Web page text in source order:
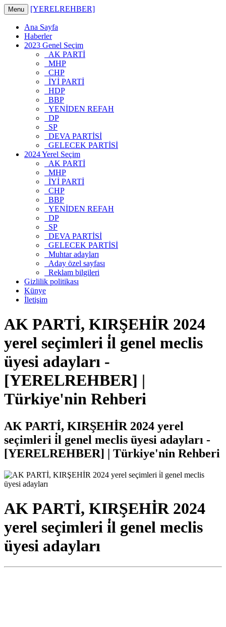
Menu [YERELREHBER]
Ana Sayfa
Haberler
2023 Genel Seçim
AK PARTİ
MHP
CHP
İYİ PARTİ
HDP
BBP
YENİDEN REFAH
DP
SP
DEVA PARTİSİ
GELECEK PARTİSİ
2024 Yerel Seçim
AK PARTİ
MHP
İYİ PARTİ
CHP
BBP
YENİDEN REFAH
DP
SP
DEVA PARTİSİ
GELECEK PARTİSİ
Muhtar adayları
Aday özel sayfası
Reklam bilgileri
Gizlilik politikası
Künye
İletişim
AK PARTİ, KIRŞEHİR 2024
yerel seçimleri i̇l genel meclis
üyesi adayları -
[YERELREHBER] |
Türkiye'nin Rehberi
AK PARTİ, KIRŞEHİR 2024 yerel
seçimleri i̇l genel meclis üyesi adayları -
[YERELREHBER] | Türkiye'nin Rehberi
AK PARTİ, KIRŞEHİR 2024
yerel seçimleri i̇l genel meclis
üyesi adayları